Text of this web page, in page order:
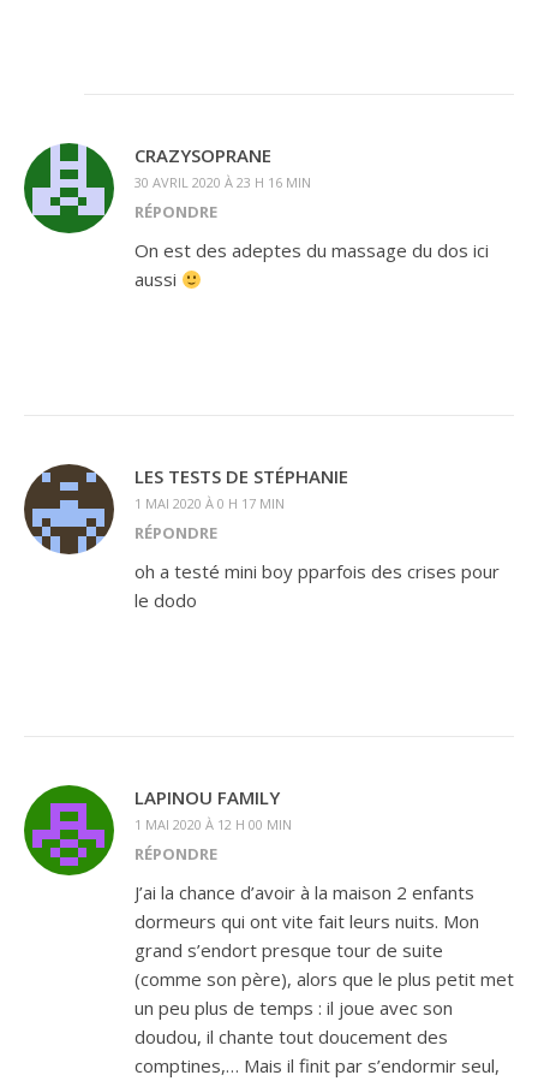
CRAZYSOPRANE
30 AVRIL 2020 À 23 H 16 MIN
RÉPONDRE
On est des adeptes du massage du dos ici
aussi
LES TESTS DE STÉPHANIE
1 MAI 2020 À 0 H 17 MIN
RÉPONDRE
oh a testé mini boy pparfois des crises pour
le dodo
LAPINOU FAMILY
1 MAI 2020 À 12 H 00 MIN
RÉPONDRE
J’ai la chance d’avoir à la maison 2 enfants
dormeurs qui ont vite fait leurs nuits. Mon
grand s’endort presque tour de suite
(comme son père), alors que le plus petit met
un peu plus de temps : il joue avec son
doudou, il chante tout doucement des
comptines,… Mais il finit par s’endormir seul,